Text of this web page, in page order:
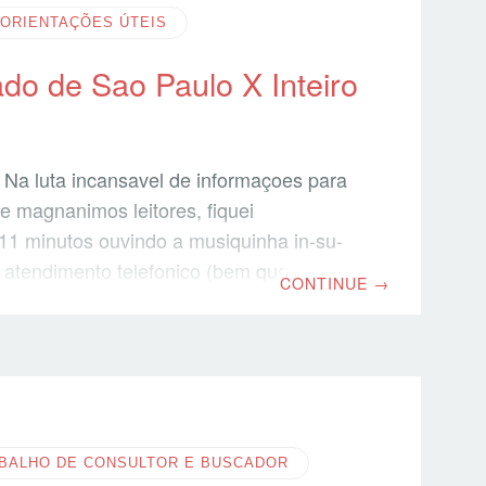
ORIENTAÇÕES ÚTEIS
de Sao Paulo X Inteiro
luta incansavel de informaçoes para
magnanimos leitores, fiquei
11 minutos ouvindo a musiquinha in-su-
telefonico (bem que
recebi a informaçao do consulado que
a legalizaçao nao é obrigatòrio
CONTINUE →
DE CONSULTOR E BUSCADOR